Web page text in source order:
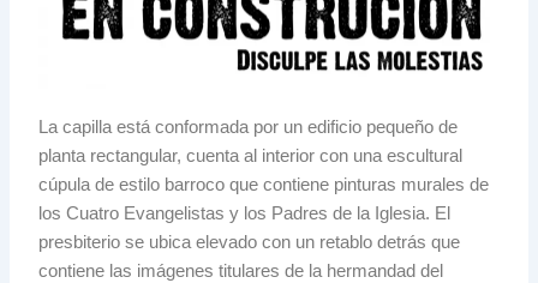
La capilla está conformada por un edificio pequeño de
planta rectangular, cuenta al interior con una escultural
cúpula de estilo barroco que contiene pinturas murales de
los Cuatro Evangelistas y los Padres de la Iglesia. El
presbiterio se ubica elevado con un retablo detrás que
contiene las imágenes titulares de la hermandad del